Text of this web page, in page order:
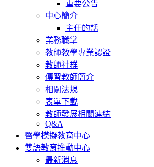
重要公告
中心簡介
主任的話
業務職掌
教師教學專業認證
教師社群
傳習教師簡介
相關法規
表單下載
教師發展相關連結
Q&A
醫學模擬教育中心
雙語教育推動中心
最新消息